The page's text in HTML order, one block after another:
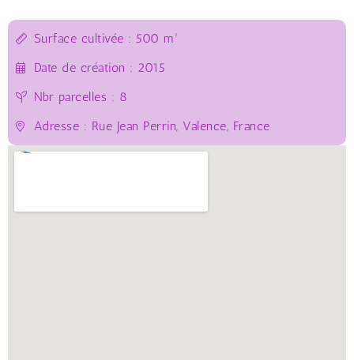
Surface cultivée : 500 m²
Date de création : 2015
Nbr parcelles : 8
Adresse : Rue Jean Perrin, Valence, France